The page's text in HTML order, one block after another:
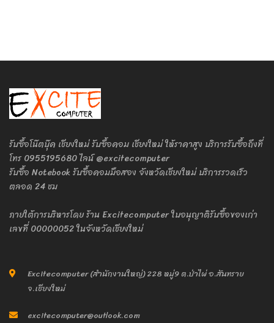
รับซื้อโน๊ตบุ๊ค เชียงใหม่ รับซื้อคอม เชียงใหม่ ให้ราคาสูง บริการรับซื้อถึงที่
โทร 0955195680 ไลน์ @excitecomputer
รับซื้อ Notebook รับซื้อคอมมือสอง จังหวัดเชียงใหม่ บริการรวดเร็ว
ตลอด 24 ชม
ภายใต้การบริหารโดย ร้าน Excitecomputer ใบอนุญาติรับซื้อของเก่า
เลขที่ 00000052 ในจังหวัดเชียงใหม่
Excitecomputer (สำนักงานใหญ่) 228 หมู่9 ต.ป่าไผ่ อ.สันทราย
จ.เชียงใหม่
excitecomputer@outlook.com